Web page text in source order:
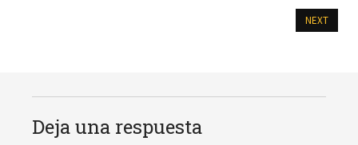
NEXT
Deja una respuesta